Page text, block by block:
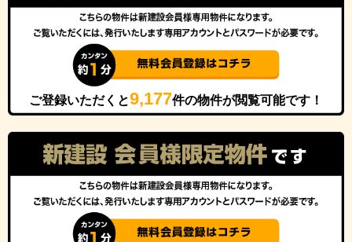
ご登録いただくと9,177件の物件が閲覧可能です！